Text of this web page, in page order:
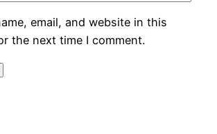
email, and website in this
the next time I comment.